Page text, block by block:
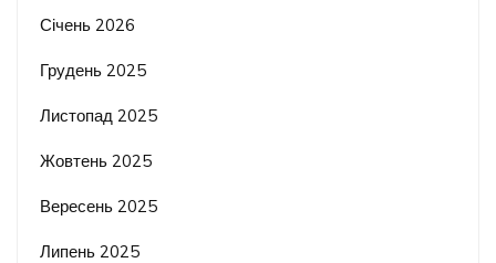
Січень 2026
Грудень 2025
Листопад 2025
Жовтень 2025
Вересень 2025
Липень 2025